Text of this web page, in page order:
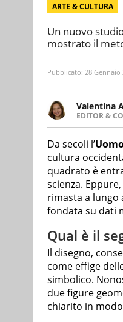
ARTE & CULTURA
Un nuovo
mostrato il
Pubblicato: 28 Gennaio
Valentina
EDITOR &
Lavorare
lavoro
Da secoli l’
cultura
quadrato è
scienza.
rimasta a lungo
fondata su dati
Qual è il
Il disegno,
come effige
simbolico.
due figure
chiarito in